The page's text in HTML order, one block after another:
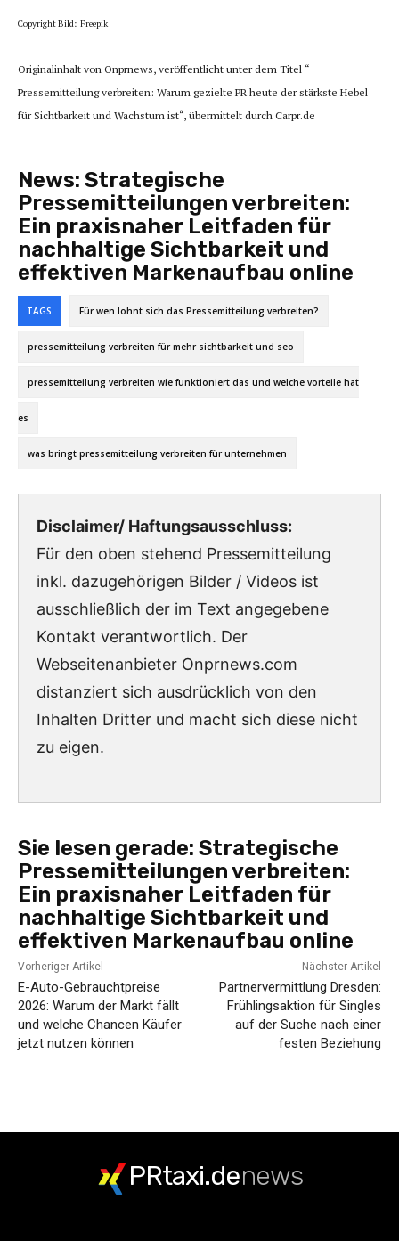
Copyright Bild: Freepik
Originalinhalt von Onprnews, veröffentlicht unter dem Titel “
Pressemitteilung verbreiten: Warum gezielte PR heute der stärkste Hebel
für Sichtbarkeit und Wachstum ist“, übermittelt durch Carpr.de
News: Strategische
Pressemitteilungen verbreiten:
Ein praxisnaher Leitfaden für
nachhaltige Sichtbarkeit und
effektiven Markenaufbau online
TAGS Für wen lohnt sich das Pressemitteilung verbreiten?
pressemitteilung verbreiten für mehr sichtbarkeit und seo
pressemitteilung verbreiten wie funktioniert das und welche vorteile hat
es
was bringt pressemitteilung verbreiten für unternehmen
Disclaimer/ Haftungsausschluss:
Für den oben stehend Pressemitteilung
inkl. dazugehörigen Bilder / Videos ist
ausschließlich der im Text angegebene
Kontakt verantwortlich. Der
Webseitenanbieter Onprnews.com
distanziert sich ausdrücklich von den
Inhalten Dritter und macht sich diese nicht
zu eigen.
Sie lesen gerade: Strategische
Pressemitteilungen verbreiten:
Ein praxisnaher Leitfaden für
nachhaltige Sichtbarkeit und
effektiven Markenaufbau online
Vorheriger Artikel
E-Auto-Gebrauchtpreise
2026: Warum der Markt fällt
und welche Chancen Käufer
jetzt nutzen können
Nächster Artikel
Partnervermittlung Dresden:
Frühlingsaktion für Singles
auf der Suche nach einer
festen Beziehung
PRtaxi.denews